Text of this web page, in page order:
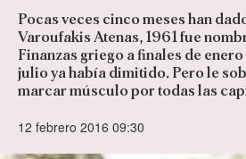
Pocas veces cinco meses han
Varoufakis Atenas, 1961 fue
Finanzas griego a finales de enero
julio ya había dimitido. Pero le
marcar músculo por todas las
12 febrero 2016 09:30